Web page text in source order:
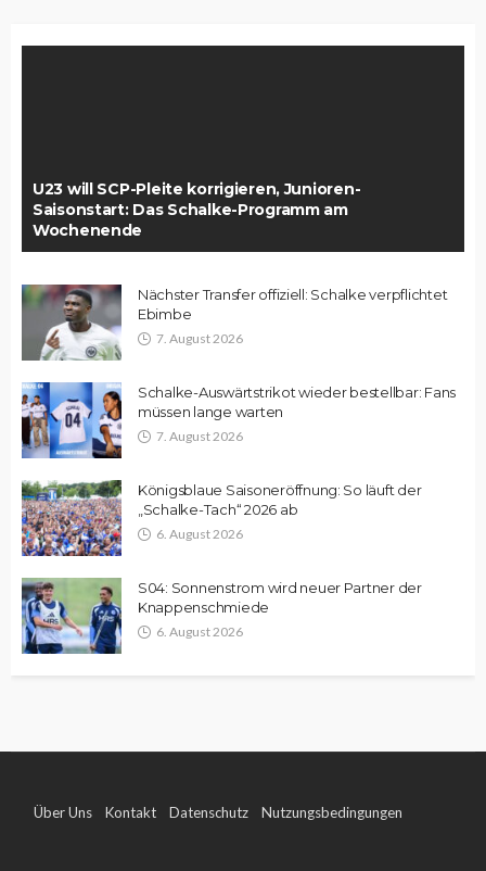
U23 will SCP-Pleite korrigieren, Junioren-
Saisonstart: Das Schalke-Programm am
Wochenende
Nächster Transfer offiziell: Schalke verpflichtet
Ebimbe
7. August 2026
Schalke-Auswärtstrikot wieder bestellbar: Fans
müssen lange warten
7. August 2026
Königsblaue Saisoneröffnung: So läuft der
„Schalke-Tach“ 2026 ab
6. August 2026
S04: Sonnenstrom wird neuer Partner der
Knappenschmiede
6. August 2026
Über Uns Kontakt Datenschutz Nutzungsbedingungen